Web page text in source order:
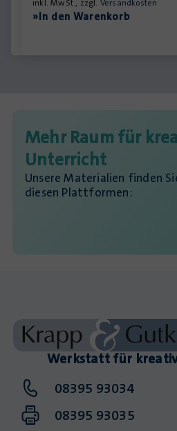
inkl. MwSt., zzgl. Versandkosten
»In den Warenkorb
Mehr Raum für
Unterricht
Unsere Materialien finden
diesen Plattformen:
Werkstatt für
08395 93034
08395 93035